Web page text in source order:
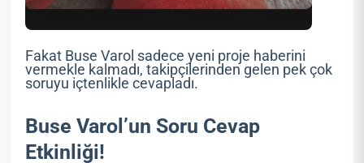
Fakat Buse Varol sadece yeni proje haberini
vermekle kalmadı, takipçilerinden gelen pek çok
soruyu içtenlikle cevapladı.
Buse Varol’un Soru Cevap
Etkinliği!